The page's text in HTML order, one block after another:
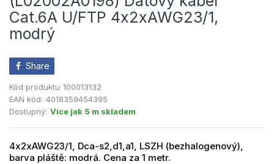
Cat.6A U/FTP 4x2xAWG23/1,
modrý
Share
Kód produktu 100013132
EAN kód: 4018359454395
Dostupný: Více jak 5 m skladem
4x2xAWG23/1, Dca-s2,d1,a1, LSZH (bezhalogenový),
barva pláště: modrá. Cena za 1 metr.